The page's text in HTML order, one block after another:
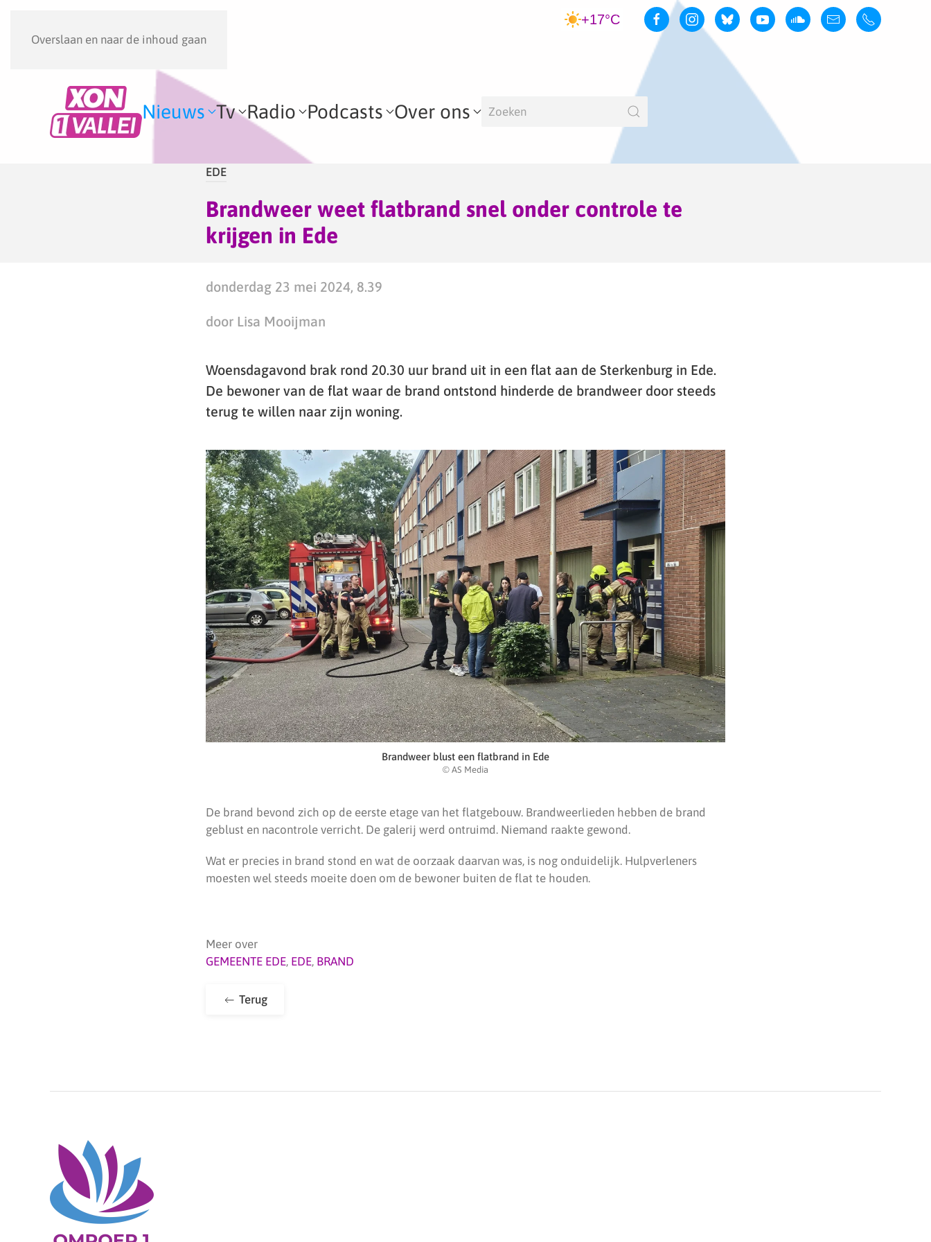
Overslaan en naar de inhoud gaan
+17°C
Nieuws Tv Radio Podcasts Over ons
EDE
Brandweer weet flatbrand snel onder controle te
krijgen in Ede
donderdag 23 mei 2024, 8.39
door Lisa Mooijman
Woensdagavond brak rond 20.30 uur brand uit in een flat aan de Sterkenburg in Ede.
De bewoner van de flat waar de brand ontstond hinderde de brandweer door steeds
terug te willen naar zijn woning.
Brandweer blust een flatbrand in Ede
© AS Media
De brand bevond zich op de eerste etage van het flatgebouw. Brandweerlieden hebben de brand
geblust en nacontrole verricht. De galerij werd ontruimd. Niemand raakte gewond.
Wat er precies in brand stond en wat de oorzaak daarvan was, is nog onduidelijk. Hulpverleners
moesten wel steeds moeite doen om de bewoner buiten de flat te houden.
Meer over
GEMEENTE EDE, EDE, BRAND
Terug